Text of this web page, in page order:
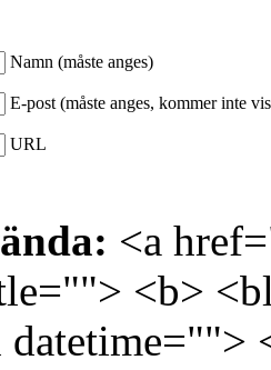
Namn (måste anges)
E-post (måste anges, kommer inte
URL
<a
<b>